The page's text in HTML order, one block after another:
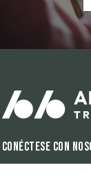
Conéctese con